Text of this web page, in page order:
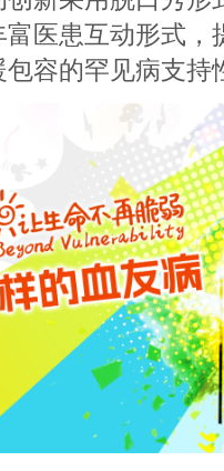
医患互动形式
容的罕见病支持